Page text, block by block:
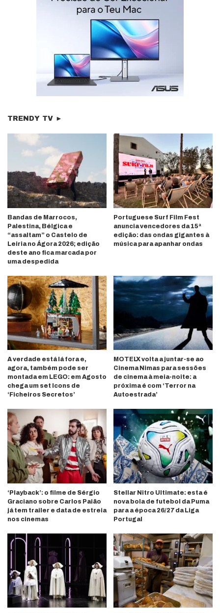
TRENDY TV ►
Bandas de Marrocos,
Palestina, Bélgica e
“assaltam” o Castelo de
Leiria no Ágora 2026; edição
deste ano fica marcada por
uma despedida
Portuguese Surf Film Fest
anuncia vencedores da 15ª
edição: das ondas gigantes à
música para apanhar ondas
A verdade está lá fora e,
agora, também pode ser
montada em LEGO: em Agosto
chega um set Icons de
‘Ficheiros Secretos’
MOTELX volta a juntar-se ao
Cinema Nimas para sessões
de cinema à meia-noite: a
próxima é com ‘Terror na
Autoestrada’
‘Playback’: o filme de Sérgio
Graciano sobre Carlos Paião
já tem trailer e data de estreia
nos cinemas
Stellar Nitro Ultimate: esta é
nova bola de futebol da Puma
para a época 26/27 da Liga
Portugal